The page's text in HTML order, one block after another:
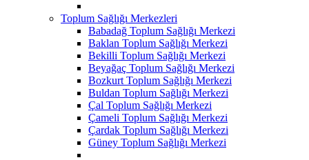
Toplum Sağlığı Merkezleri
Babadağ Toplum Sağlığı Merkezi
Baklan Toplum Sağlığı Merkezi
Bekilli Toplum Sağlığı Merkezi
Beyağaç Toplum Sağlığı Merkezi
Bozkurt Toplum Sağlığı Merkezi
Buldan Toplum Sağlığı Merkezi
Çal Toplum Sağlığı Merkezi
Çameli Toplum Sağlığı Merkezi
Çardak Toplum Sağlığı Merkezi
Güney Toplum Sağlığı Merkezi